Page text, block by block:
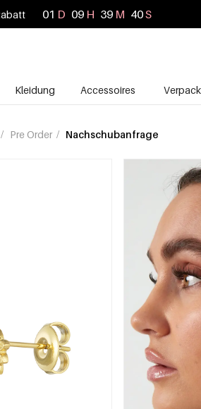
01 D 09 H 39 M 38S
Kleidung Accessoires
/ Pre Order / Nachschubanfrage